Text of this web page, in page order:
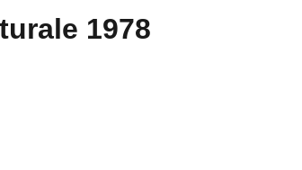
1978